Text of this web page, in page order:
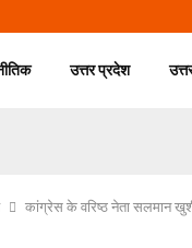
उत्तर प्रदेश
कांग्रेस के वरिष्ठ नेता सलमान